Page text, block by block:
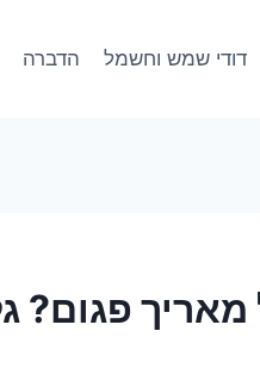
דודי שמש וחשמל הדברה
פגום?